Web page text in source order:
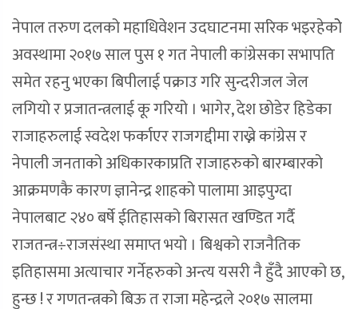
नेपाल तरुण दलको महाधिवेशन उदघाटनमा सरिक भइरहेकोे
अवस्थामा २०१७ साल पुस १ गत नेपाली कांग्रेसका सभापति
समेत रहनु भएका बिपीलाई पक्राउ गरि सुन्दरीजल जेल
लगियो र प्रजातन्त्रलाई कू गरियो । भागेर, देश छोडेर हिडेका
राजाहरुलाई स्वदेश फर्काएर राजगद्दीमा राख्ने कांग्रेस र
नेपाली जनताको अधिकारकाप्रति राजाहरुको बारम्बारको
आक्रमणकै कारण ज्ञानेन्द्र शाहको पालामा आइपुग्दा
नेपालबाट २४० बर्षे ईतिहासको बिरासत खण्डित गर्दै
राजतन्त्र÷राजसंस्था समाप्त भयो । बिश्वको राजनैतिक
इतिहासमा अत्याचार गर्नेहरुको अन्त्य यसरी नै हुँदै आएको छ,
हुन्छ ! र गणतन्त्रको बिऊ त राजा महेन्द्रले २०१७ सालमा